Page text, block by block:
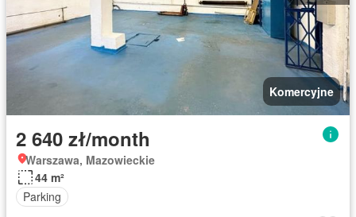
Komercyjne
2 640 zł/month
Warszawa, Mazowieckie
44 m²
Parking